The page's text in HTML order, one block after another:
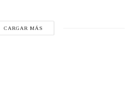
CARGAR MÁS